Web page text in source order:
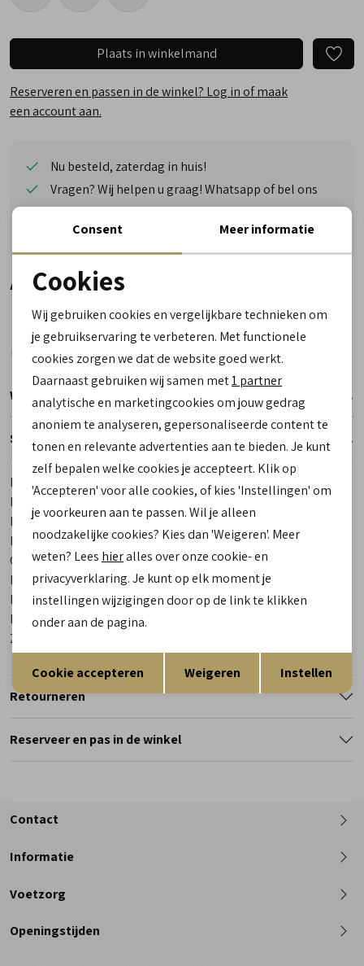
Plaats in winkelmand
Reserveren en passen in de winkel? Log in of maak
een account aan.
Nu besteld, zaterdag in huis!
Vragen? Wij helpen u graag! Whatsapp of bel ons
Gratis verzending vanaf €50,- (uitgezonderd sale)
Reserveer- en passervice in de winkel!
Alternatieve kleuren
Winkelvoorraad
Specificaties
Merk
Red-Rag
Leveranciercode
15851 999
Bestelcode
00029617-1
Los voetbed
Ja
Categorie
Sneakers
Kleur
Zwart
Materiaal buitenkant
Combinatie materiaal
Materiaal binnenkant
Zool
Retourneren
Reserveer en pas in de winkel
Contact
Telefoon
Informatie
Voetzorg
Openingstijden
Noodzakelijke cookies
Analytische cookies
Marketing cookies
Terug Opslaan
Consent Meer informatie
Cookies
Wij gebruiken cookies en vergelijkbare technieken om
je gebruikservaring te verbeteren. Met functionele
cookies zorgen we dat de website goed werkt.
Daarnaast gebruiken wij samen met1 partner
analytische en marketingcookies om jouw gedrag
anoniem te analyseren, gepersonaliseerde content te
tonen en relevante advertenties aan te bieden. Je kunt
zelf bepalen welke cookies je accepteert. Klik op
'Accepteren' voor alle cookies, of kies 'Instellingen' om
je voorkeuren aan te passen. Wil je alleen
noodzakelijke cookies? Kies dan 'Weigeren'. Meer
weten? Lees hieralles over onze cookie- en
privacyverklaring. Je kunt op elk moment je
instellingen wijzigingen door op de link te klikken
onder aan de pagina.
Cookie accepteren Weigeren Instellen